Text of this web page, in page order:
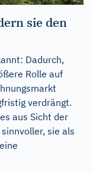
sie den
Dadurch,
Rolle auf
verdrängt.
aus Sicht der
sie als